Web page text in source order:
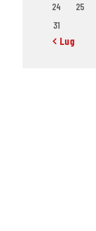
24
25
31
« Lug